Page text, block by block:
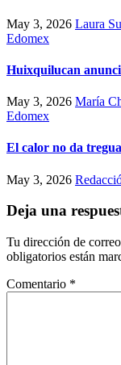
May 3, 2026 Laura
Edomex
Huixquilucan
May 3, 2026 María
Edomex
El calor no da
May 3, 2026
Deja una
Tu dirección de
obligatorios están
Comentario *